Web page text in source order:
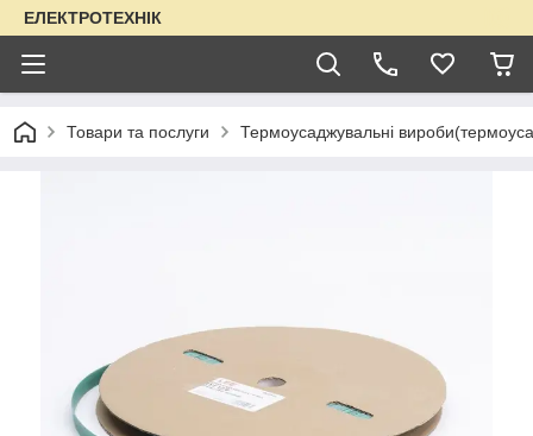
ЕЛЕКТРОТЕХНІК
Товари та послуги Термоусаджувальні